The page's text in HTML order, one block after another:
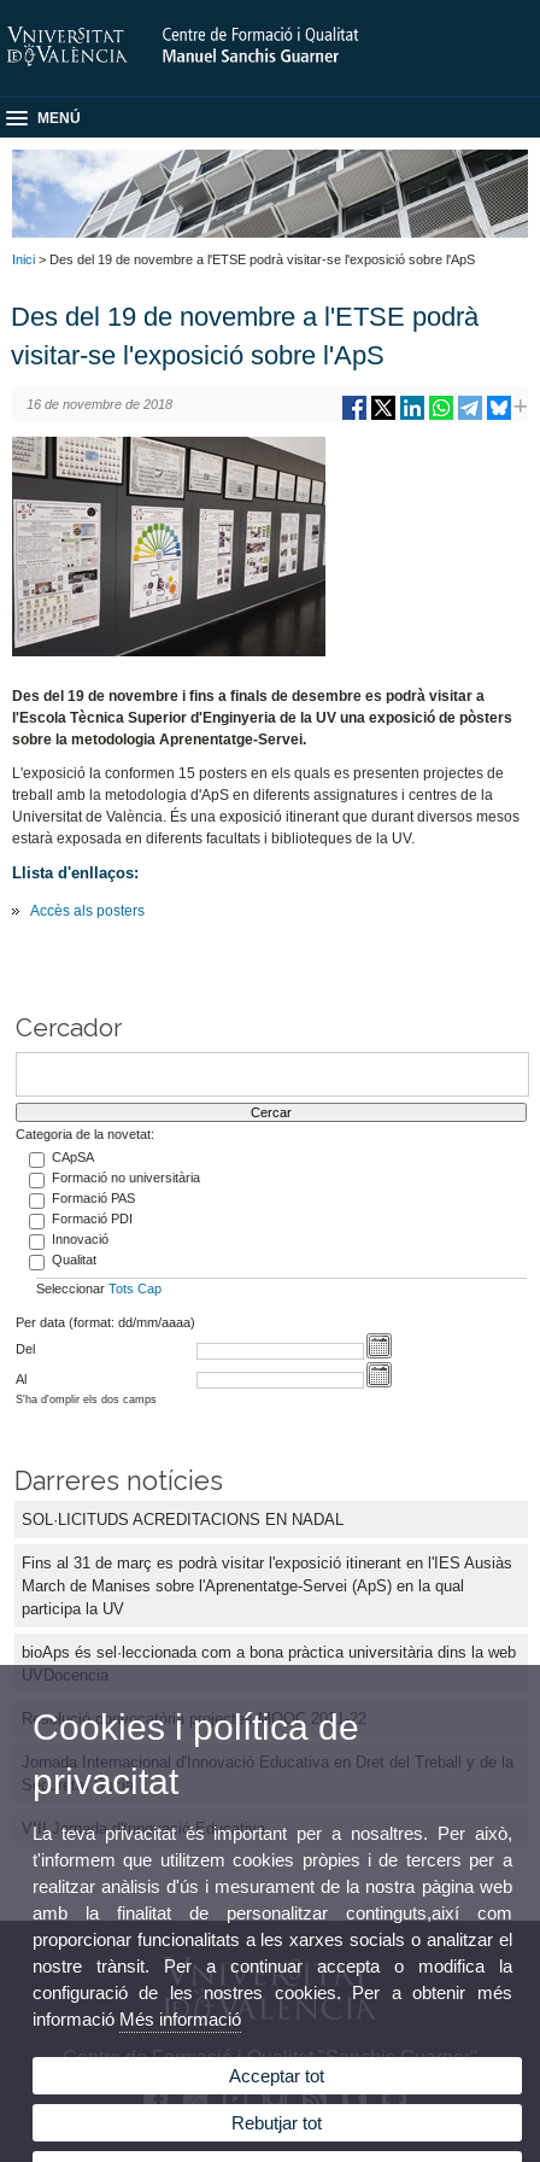
MENÚ
Inici > Des del 19 de novembre a l'ETSE podrà visitar-se l'exposició sobre l'ApS
Des del 19 de novembre a l'ETSE podrà
visitar-se l'exposició sobre l'ApS
16 de novembre de 2018
Des del 19 de novembre i fins a finals de desembre es podrà visitar a
l'Escola Tècnica Superior d'Enginyeria de la UV una exposició de pòsters
sobre la metodologia Aprenentatge-Servei.
L'exposició la conformen 15 posters en els quals es presenten projectes de
treball amb la metodologia d'ApS en diferents assignatures i centres de la
Universitat de València. És una exposició itinerant que durant diversos mesos
estarà exposada en diferents facultats i biblioteques de la UV.
Llista d'enllaços:
Accès als posters
Cercador
Categoria de la novetat:
CApSA
Formació no universitària
Formació PAS
Formació PDI
Innovació
Qualitat
Seleccionar Tots Cap
Per data (format: dd/mm/aaaa)
Del
Al
S'ha d'omplir els dos camps
Darreres notícies
SOL·LICITUDS ACREDITACIONS EN NADAL
Fins al 31 de març es podrà visitar l'exposició itinerant en l'IES Ausiàs
March de Manises sobre l'Aprenentatge-Servei (ApS) en la qual
participa la UV
bioAps és sel·leccionada com a bona pràctica universitària dins la web
UVDocencia
Resolució convocatòria projectes MOOC 2021-22
Jornada Internacional d'Innovació Educativa en Dret del Treball y de la
Seguretat Social
VIII Jornada d'Innovació Educativa
Centre de Formació i Qualitat "Sanchis Guarner"
Cookies i política de
privacitat
La teva privacitat és important per a nosaltres. Per això,
t'informem que utilitzem cookies pròpies i de tercers per a
realitzar anàlisis d'ús i mesurament de la nostra pàgina web
amb la finalitat de personalitzar continguts,així com
proporcionar funcionalitats a les xarxes socials o analitzar el
nostre trànsit. Per a continuar accepta o modifica la
configuració de les nostres cookies. Per a obtenir més
informació Més informació
Acceptar tot
Rebutjar tot